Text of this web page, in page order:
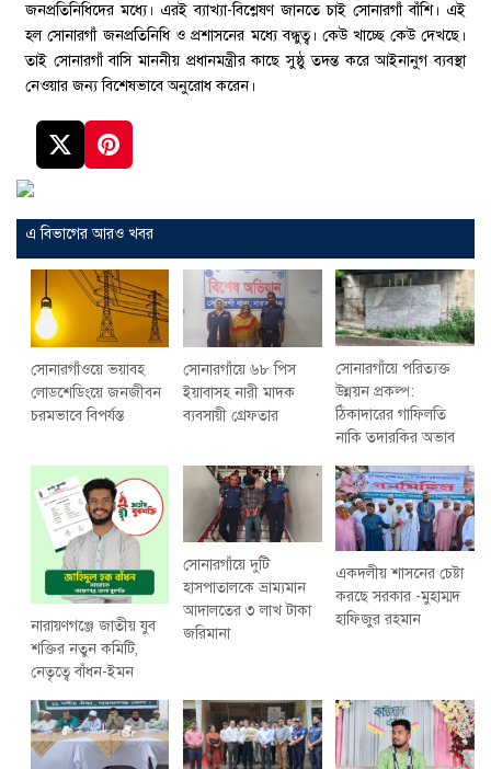
জনপ্রতিনিধিদের মধ্যে। এরই ব্যাখ্যা-বিশ্লেষণ জানতে চাই সোনারগাঁ বাঁশি। এই
হল সোনারগাঁ জনপ্রতিনিধি ও প্রশাসনের মধ্যে বন্ধুত্ব। কেউ খাচ্ছে কেউ দেখছে।
তাই সোনারগাঁ বাসি মাননীয় প্রধানমন্ত্রীর কাছে সুষ্ঠু তদন্ত করে আইনানুগ ব্যবস্থা
নেওয়ার জন্য বিশেষভাবে অনুরোধ করেন।
এ বিভাগের আরও খবর
সোনারগাঁওয়ে ভয়াবহ
লোডশেডিংয়ে জনজীবন
চরমভাবে বিপর্যস্ত
সোনারগাঁয়ে ৬৮ পিস
ইয়াবাসহ নারী মাদক
ব্যবসায়ী গ্রেফতার
সোনারগাঁয়ে পরিত্যক্ত
উন্নয়ন প্রকল্প:
ঠিকাদারের গাফিলতি
নাকি তদারকির অভাব
নারায়ণগঞ্জে জাতীয় যুব
শক্তির নতুন কমিটি,
নেতৃত্বে বাঁধন-ইমন
সোনারগাঁয়ে দুটি
হাসপাতালকে ভ্রাম্যমান
আদালতের ৩ লাখ টাকা
জরিমানা
একদলীয় শাসনের চেষ্টা
করছে সরকার -মুহাম্মদ
হাফিজুর রহমান